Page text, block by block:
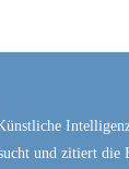
und zitiert die